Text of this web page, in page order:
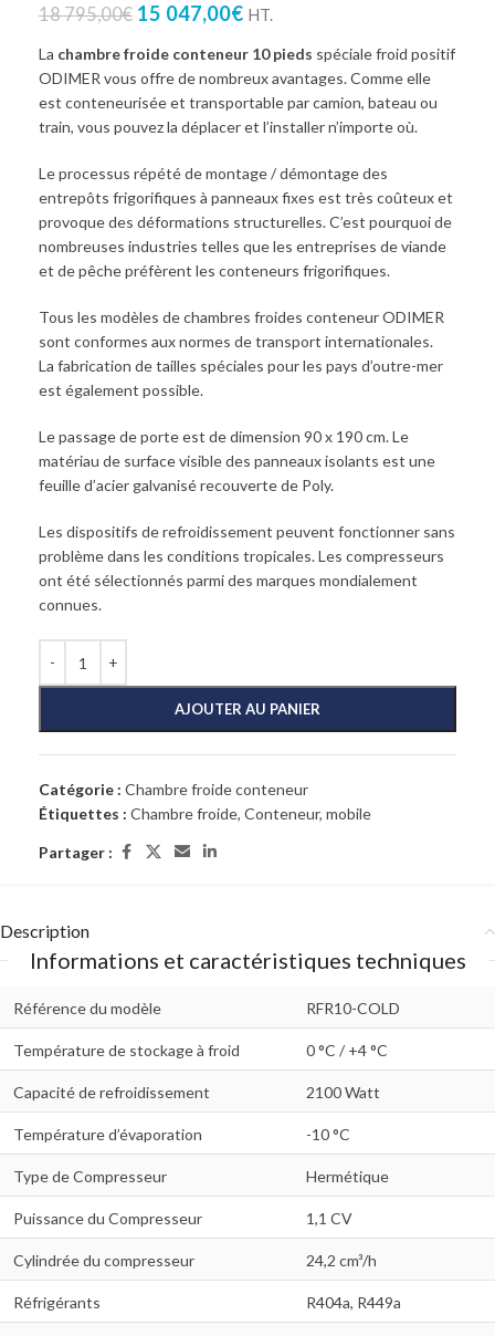
18 795,00€ 15 047,00€ HT.
La chambre froide conteneur 10 pieds spéciale froid positif
ODIMER vous offre de nombreux avantages. Comme elle
est conteneurisée et transportable par camion, bateau ou
train, vous pouvez la déplacer et l’installer n’importe où.
Le processus répété de montage / démontage des
entrepôts frigorifiques à panneaux fixes est très coûteux et
provoque des déformations structurelles. C’est pourquoi de
nombreuses industries telles que les entreprises de viande
et de pêche préfèrent les conteneurs frigorifiques.
Tous les modèles de chambres froides conteneur ODIMER
sont conformes aux normes de transport internationales.
La fabrication de tailles spéciales pour les pays d’outre-mer
est également possible.
Le passage de porte est de dimension 90 x 190 cm. Le
matériau de surface visible des panneaux isolants est une
feuille d’acier galvanisé recouverte de Poly.
Les dispositifs de refroidissement peuvent fonctionner sans
problème dans les conditions tropicales. Les compresseurs
ont été sélectionnés parmi des marques mondialement
connues.
AJOUTER AU PANIER
Catégorie : Chambre froide conteneur
Étiquettes : Chambre froide, Conteneur, mobile
Partager :
Description
Informations et caractéristiques techniques
Référence du modèle RFR10-COLD
Température de stockage à froid 0 °C / +4 °C
Capacité de refroidissement 2100 Watt
Température d’évaporation -10 °C
Type de Compresseur Hermétique
Puissance du Compresseur 1,1 CV
Cylindrée du compresseur 24,2 cm³/h
Réfrigérants R404a, R449a